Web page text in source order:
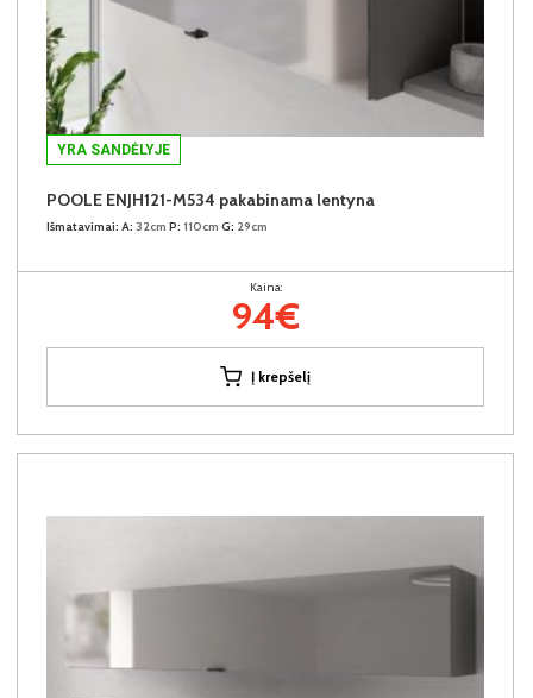
YRA SANDĖLYJE
POOLE ENJH121-M534 pakabinama lentyna
Išmatavimai: A: 32cm P: 110cm G: 29cm
Kaina:
94€
Į krepšelį